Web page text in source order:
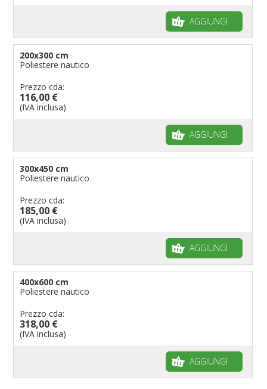
AGGIUNGI
200x300 cm
Poliestere nautico
Prezzo cda:
116,00 €
(IVA inclusa)
AGGIUNGI
300x450 cm
Poliestere nautico
Prezzo cda:
185,00 €
(IVA inclusa)
AGGIUNGI
400x600 cm
Poliestere nautico
Prezzo cda:
318,00 €
(IVA inclusa)
AGGIUNGI